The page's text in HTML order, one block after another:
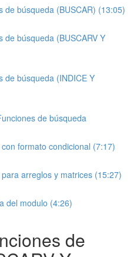
de búsqueda (BUSCAR) (13:05)
de búsqueda (BUSCARV Y
de búsqueda (INDICE Y
de búsqueda
formato condicional (7:17)
arreglos y matrices (15:27)
del modulo (4:26)
de